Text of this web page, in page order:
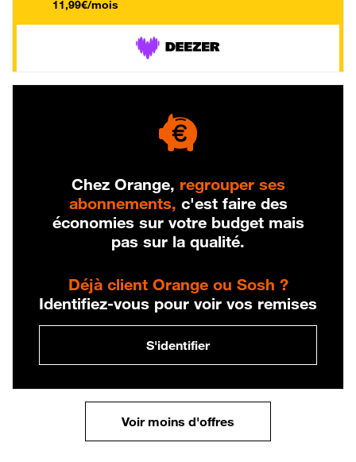
11,99€/mois
Chez Orange, regrouper ses
abonnements, c'est faire des
économies sur votre budget mais
pas sur la qualité.
Déjà client Orange ou Sosh ?
Identifiez-vous pour voir vos remises
S'identifier
Voir moins d'offres